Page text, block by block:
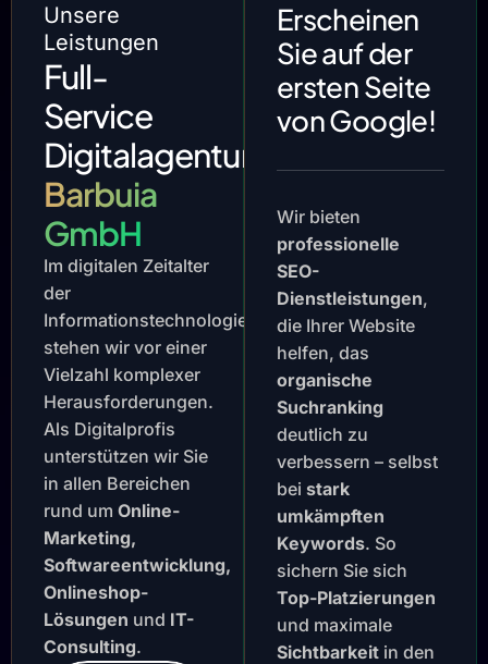
Unsere
Leistungen
Full-
Service
Digitalagentur
Barbuia
GmbH
Im digitalen Zeitalter
der
Informationstechnologie
stehen wir vor einer
Vielzahl komplexer
Herausforderungen.
Als Digitalprofis
unterstützen wir Sie
in allen Bereichen
rund um Online-
Marketing,
Softwareentwicklung,
Onlineshop-
Lösungen und IT-
Consulting.
Erscheinen
Sie auf der
ersten Seite
von Google!
Wir bieten
professionelle
SEO-
Dienstleistungen,
die Ihrer Website
helfen, das
organische
Suchranking
deutlich zu
verbessern – selbst
bei stark
umkämpften
Keywords. So
sichern Sie sich
Top-Platzierungen
und maximale
Sichtbarkeit in den